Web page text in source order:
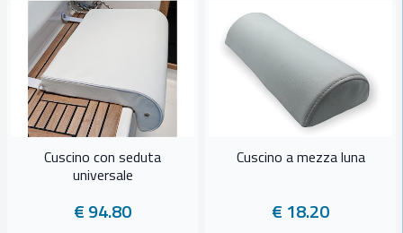
Cuscino con seduta
universale
€ 94.80
Cuscino a mezza luna
€ 18.20